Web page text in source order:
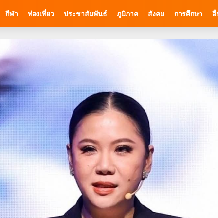
กีฬา ท่องเที่ยว ประชาสัมพันธ์ ภูมิภาค สังคม การศึกษา อื่